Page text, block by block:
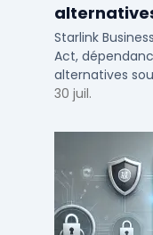
françaises
Starlink
Act,
alternatives
ETI multi-sites.
30 juil.